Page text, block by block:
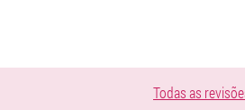
Todas as